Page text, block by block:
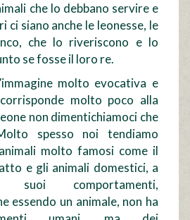
che lo debbano servire e
siano anche le leonesse, le
che lo riveriscono e lo
se fosse il loro re.
molto evocativa e
molto poco alla
non dimentichiamoci che
spesso noi tendiamo
molto famosi come il
e gli animali domestici, a
suoi comportamenti,
essendo un animale, non ha